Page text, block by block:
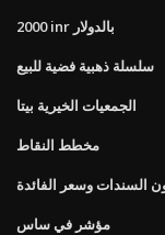
2000 inr بالدولار
سلسلة ذهبية فضية للبيع
الجمعيات الخيرية بيتا
مخطط النقاط
السندات وسعر الفائدة
مؤشر في ساس